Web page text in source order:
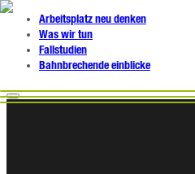
Arbeitsplatz neu denken
Was wir tun
Fallstudien
Bahnbrechende einblicke